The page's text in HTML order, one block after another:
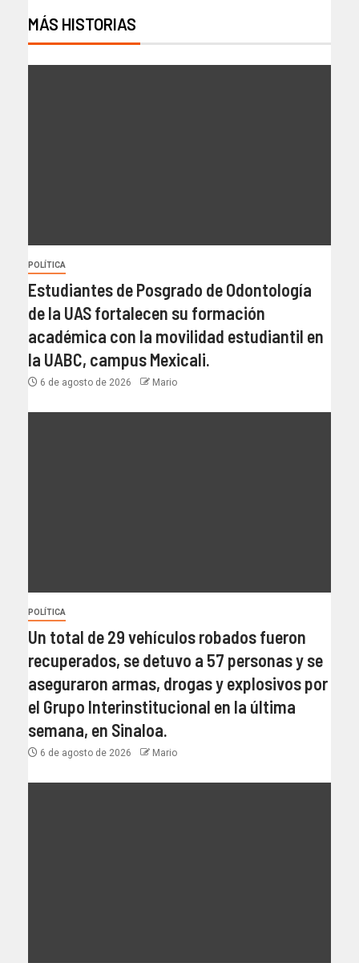
MÁS HISTORIAS
POLÍTICA
Estudiantes de Posgrado de Odontología
de la UAS fortalecen su formación
académica con la movilidad estudiantil en
la UABC, campus Mexicali.
6 de agosto de 2026 Mario
POLÍTICA
Un total de 29 vehículos robados fueron
recuperados, se detuvo a 57 personas y se
aseguraron armas, drogas y explosivos por
el Grupo Interinstitucional en la última
semana, en Sinaloa.
6 de agosto de 2026 Mario